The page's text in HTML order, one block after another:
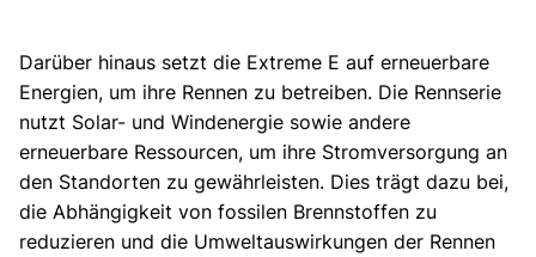
Darüber hinaus setzt die Extreme E auf erneuerbare
Energien, um ihre Rennen zu betreiben. Die Rennserie
nutzt Solar- und Windenergie sowie andere
erneuerbare Ressourcen, um ihre Stromversorgung an
den Standorten zu gewährleisten. Dies trägt dazu bei,
die Abhängigkeit von fossilen Brennstoffen zu
reduzieren und die Umweltauswirkungen der Rennen